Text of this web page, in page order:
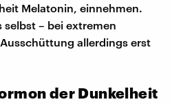
Melatonin, einnehmen.
selbst – bei extremen
allerdings erst
der Dunkelheit